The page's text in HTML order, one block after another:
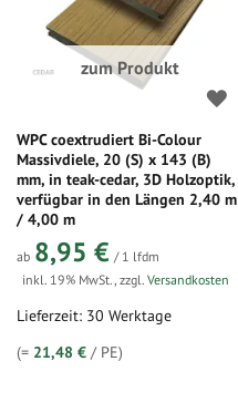
zum Produkt
WPC coextrudiert Bi-Colour
Massivdiele, 20 (S) x 143 (B)
mm, in teak-cedar, 3D Holzoptik,
verfügbar in den Längen 2,40 m
/ 4,00 m
ab 8,95 € / 1 lfdm
inkl. 19% MwSt., zzgl. Versandkosten
Lieferzeit: 30 Werktage
(= 21,48 € / PE)